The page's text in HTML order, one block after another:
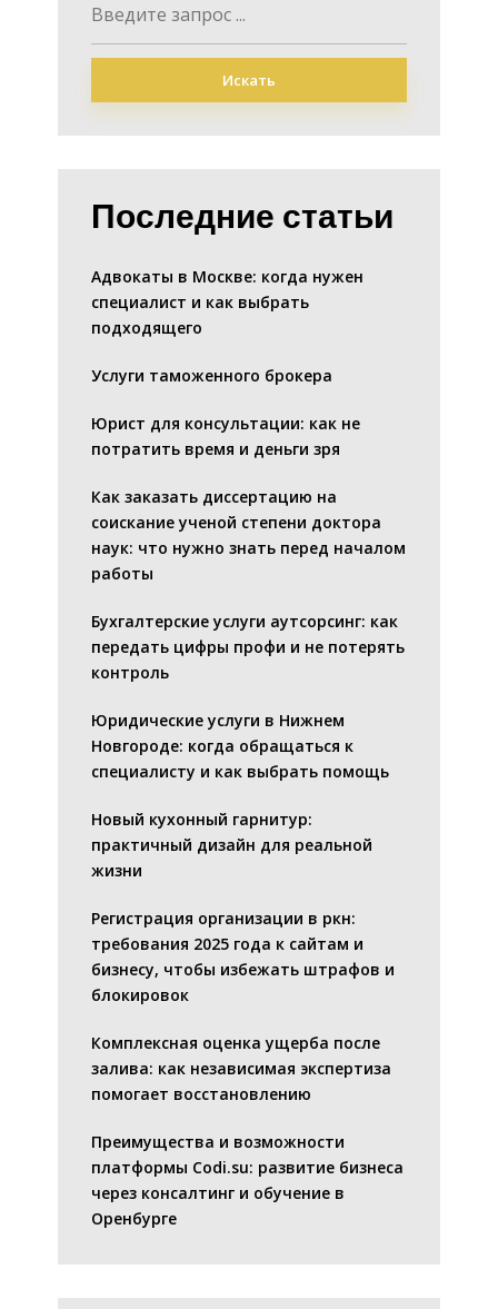
Искать
Последние статьи
Адвокаты в Москве: когда нужен
специалист и как выбрать
подходящего
Услуги таможенного брокера
Юрист для консультации: как не
потратить время и деньги зря
Как заказать диссертацию на
соискание ученой степени доктора
наук: что нужно знать перед началом
работы
Бухгалтерские услуги аутсорсинг: как
передать цифры профи и не потерять
контроль
Юридические услуги в Нижнем
Новгороде: когда обращаться к
специалисту и как выбрать помощь
Новый кухонный гарнитур:
практичный дизайн для реальной
жизни
Регистрация организации в ркн:
требования 2025 года к сайтам и
бизнесу, чтобы избежать штрафов и
блокировок
Комплексная оценка ущерба после
залива: как независимая экспертиза
помогает восстановлению
Преимущества и возможности
платформы Codi.su: развитие бизнеса
через консалтинг и обучение в
Оренбурге